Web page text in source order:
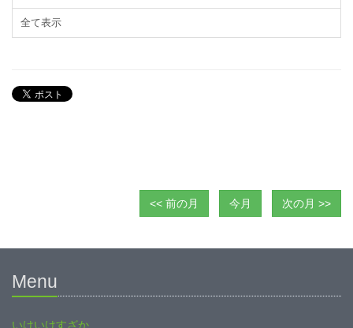
全て表示
<< 前の月 今月 次の月 >>
Menu
いけいけすざか